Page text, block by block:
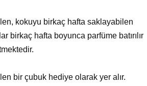
kokuyu birkaç hafta saklayabilen
birkaç hafta boyunca parfüme batırılır
bir çubuk hediye olarak yer alır.